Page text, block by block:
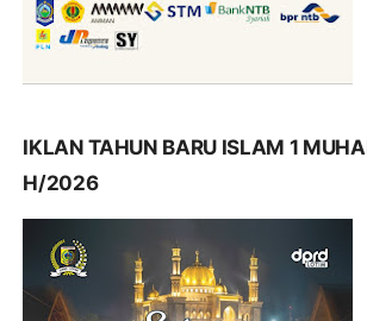
IKLAN TAHUN BARU ISLAM 1
H/2026